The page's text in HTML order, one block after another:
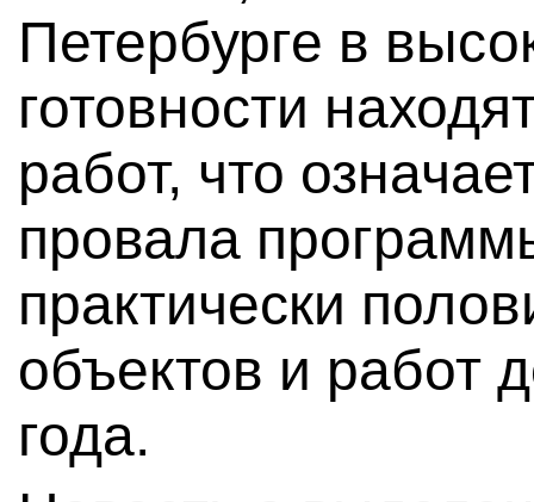
Петербурге в
готовности
работ, что
провала
практически
объектов и работ
года.